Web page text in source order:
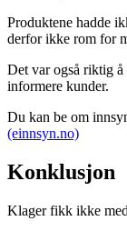
Produktene hadde
derfor ikke rom for
Det var også riktig
informere kunder.
Du kan be om
(einnsyn.no)
Konklusjon
Klager fikk ikke